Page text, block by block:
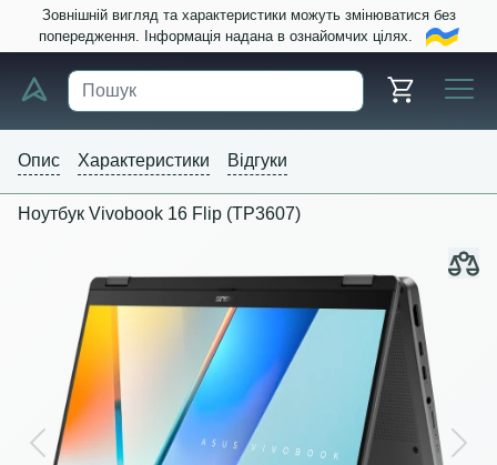
Зовнішній вигляд та характеристики можуть змінюватися без
попередження. Інформація надана в ознайомчих цілях.
Опис Характеристики Відгуки
Ноутбук Vivobook 16 Flip (TP3607)
Previous Next